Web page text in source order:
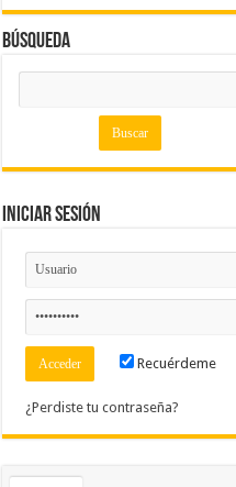
Búsqueda
Iniciar Sesión
Recuérdeme
¿Perdiste tu contraseña?